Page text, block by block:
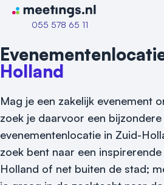
Naar home van Meetings
055 578 65 11
Holland
Mag je een zakelijk evenement
zoek je daarvoor een bijzondere
evenementenlocatie in Zuid-
zoek bent naar een
Holland of net buiten de stad;